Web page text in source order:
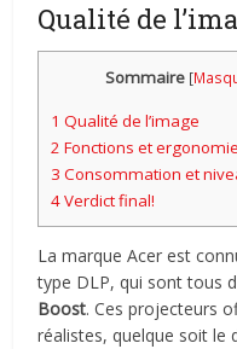
Qualité de
Sommaire [
1 Qualité de l’image
2 Fonctions et ergonomie
3 Consommation et
4Verdict final!
La marque Acer est
type DLP, qui sont tous
Boost. Ces projecteurs
réalistes, quelque soit le